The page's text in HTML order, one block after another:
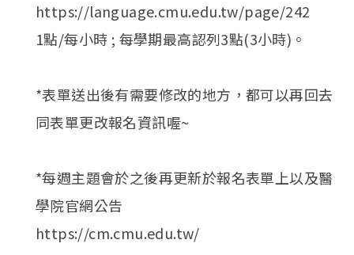
https://language.cmu.edu.tw/page/242
1點/每小時 ; 每學期最高認列3點(3小時)。
*表單送出後有需要修改的地方，都可以再回去
同表單更改報名資訊喔~
*每週主題會於之後再更新於報名表單上以及醫
學院官網公告
https://cm.cmu.edu.tw/